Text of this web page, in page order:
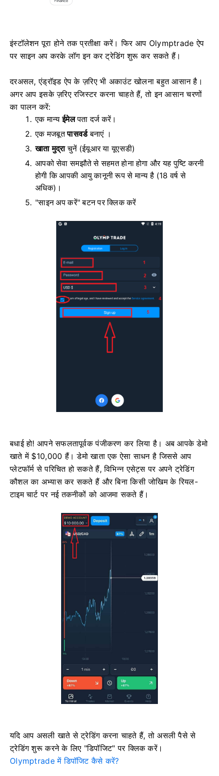
इंस्टॉलेशन पूरा होने तक प्रतीक्षा करें। फिर आप Olymptrade ऐप
पर साइन अप करके लॉग इन कर ट्रेडिंग शुरू कर सकते हैं।
दरअसल, एंड्रॉइड ऐप के ज़रिए भी अकाउंट खोलना बहुत आसान है।
अगर आप इसके ज़रिए रजिस्टर करना चाहते हैं, तो इन आसान चरणों
का पालन करें:
एक मान्यईमेलपता दर्ज करें।
एक मजबूतपासवर्डबनाएं ।
खाता मुद्राचुनें (ईयूआर या यूएसडी)
आपको सेवा समझौते से सहमत होना होगा और यह पुष्टि करनी
होगी कि आपकी आयु कानूनी रूप से मान्य है (18 वर्ष से
अधिक)।
"साइन अप करें" बटन पर क्लिक करें
बधाई हो! आपने सफलतापूर्वक पंजीकरण कर लिया है। अब आपके डेमो
खाते में $10,000 हैं। डेमो खाता एक ऐसा साधन है जिससे आप
प्लेटफॉर्म से परिचित हो सकते हैं, विभिन्न एसेट्स पर अपने ट्रेडिंग
कौशल का अभ्यास कर सकते हैं और बिना किसी जोखिम के रियल-
टाइम चार्ट पर नई तकनीकों को आजमा सकते हैं।
यदि आप असली खाते से ट्रेडिंग करना चाहते हैं, तो असली पैसे से
ट्रेडिंग शुरू करने के लिए "डिपॉजिट" पर क्लिक करें।
Olymptrade में डिपॉजिट कैसे करें?